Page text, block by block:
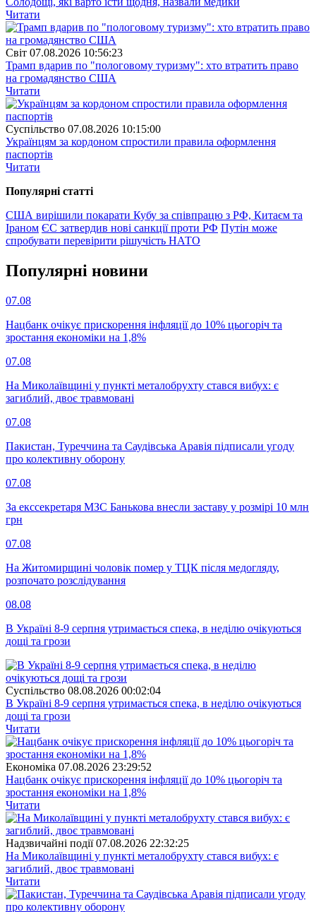
Читати
Свiт 07.08.2026 10:56:23
Трамп вдарив по "пологовому туризму": хто втратить право
на громадянство США
Читати
Суспiльство 07.08.2026 10:15:00
Українцям за кордоном спростили правила оформлення
паспортів
Читати
Популярнi статтi
США вирішили покарати Кубу за співпрацю з РФ, Китаєм та
Іраном ЄС затвердив нові санкції проти РФ Путін може
спробувати перевірити рішучість НАТО
Популярнi новини
07.08
Нацбанк очікує прискорення інфляції до 10% цьогоріч та
зростання економіки на 1,8%
07.08
На Миколаївщині у пункті металобрухту стався вибух: є
загиблий, двоє травмовані
07.08
Пакистан, Туреччина та Саудівська Аравія підписали угоду
про колективну оборону
07.08
За екссекретаря МЗС Банькова внесли заставу у розмірі 10 млн
грн
07.08
На Житомирщині чоловік помер у ТЦК після медогляду,
розпочато розслідування
08.08
В Україні 8-9 серпня утримається спека, в неділю очікуються
дощі та грози
Суспiльство 08.08.2026 00:02:04
В Україні 8-9 серпня утримається спека, в неділю очікуються
дощі та грози
Читати
Економіка 07.08.2026 23:29:52
Нацбанк очікує прискорення інфляції до 10% цьогоріч та
зростання економіки на 1,8%
Читати
Надзвичайні події 07.08.2026 22:32:25
На Миколаївщині у пункті металобрухту стався вибух: є
загиблий, двоє травмовані
Читати